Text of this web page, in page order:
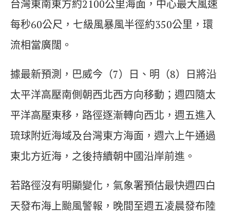
台灣東南東方約2100公里海面，中心最大風速
每秒60公尺，七級風暴風半徑約350公里，環
流相當廣闊。
據最新預測，巴威今（7）日、明（8）日將沿
太平洋高壓南側朝西北西方向移動；週四隨太
平洋高壓東移，路徑逐漸轉向西北，週五進入
琉球附近海域及台灣東方海面，週六上午通過
東北方近海，之後持續朝中國沿岸前進。
若路徑沒有明顯變化，氣象署預估最快週四白
天發布海上颱風警報，晚間至週五凌晨發布陸